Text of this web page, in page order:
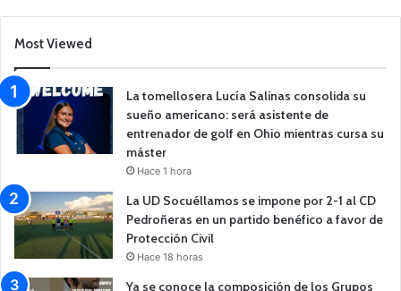
Most Viewed
La tomellosera Lucía Salinas consolida su
sueño americano: será asistente de
entrenador de golf en Ohio mientras cursa su
máster
Hace 1 hora
La UD Socuéllamos se impone por 2-1 al CD
Pedroñeras en un partido benéfico a favor de
Protección Civil
Hace 18 horas
Ya se conoce la composición de los Grupos